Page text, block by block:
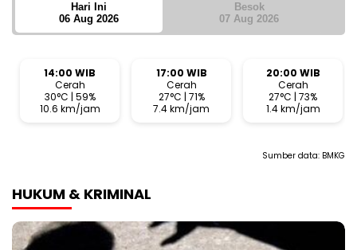
Hari Ini
06 Aug 2026
Besok
07 Aug 2026
14:00 WIB
Cerah
30°C | 59%
10.6 km/jam
17:00 WIB
Cerah
27°C | 71%
7.4 km/jam
20:00 WIB
Cerah
27°C | 73%
1.4 km/jam
Sumber data: BMKG
HUKUM & KRIMINAL